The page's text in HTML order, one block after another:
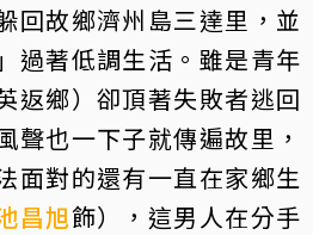
回故鄉濟州島三達里，並
過著低調生活。雖是青年
返鄉）卻頂著失敗者逃回
聲也一下子就傳遍故里，
面對的還有一直在家鄉生
昌旭飾），這男人在分手